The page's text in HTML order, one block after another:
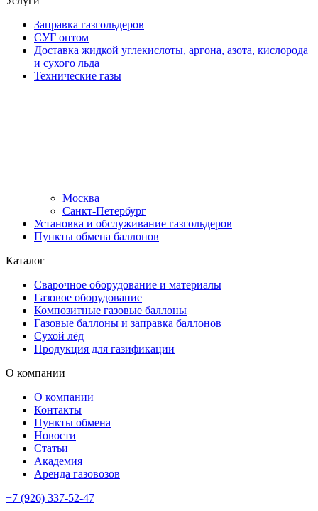
Заправка газгольдеров
СУГ оптом
Доставка жидкой углекислоты, аргона, азота, кислорода
и сухого льда
Технические газы
Москва
Санкт-Петербург
Установка и обслуживание газгольдеров
Пункты обмена баллонов
Каталог
Сварочное оборудование и материалы
Газовое оборудование
Композитные газовые баллоны
Газовые баллоны и заправка баллонов
Сухой лёд
Продукция для газификации
О компании
О компании
Контакты
Пункты обмена
Новости
Статьи
Академия
Аренда газовозов
+7 (926) 337-52-47